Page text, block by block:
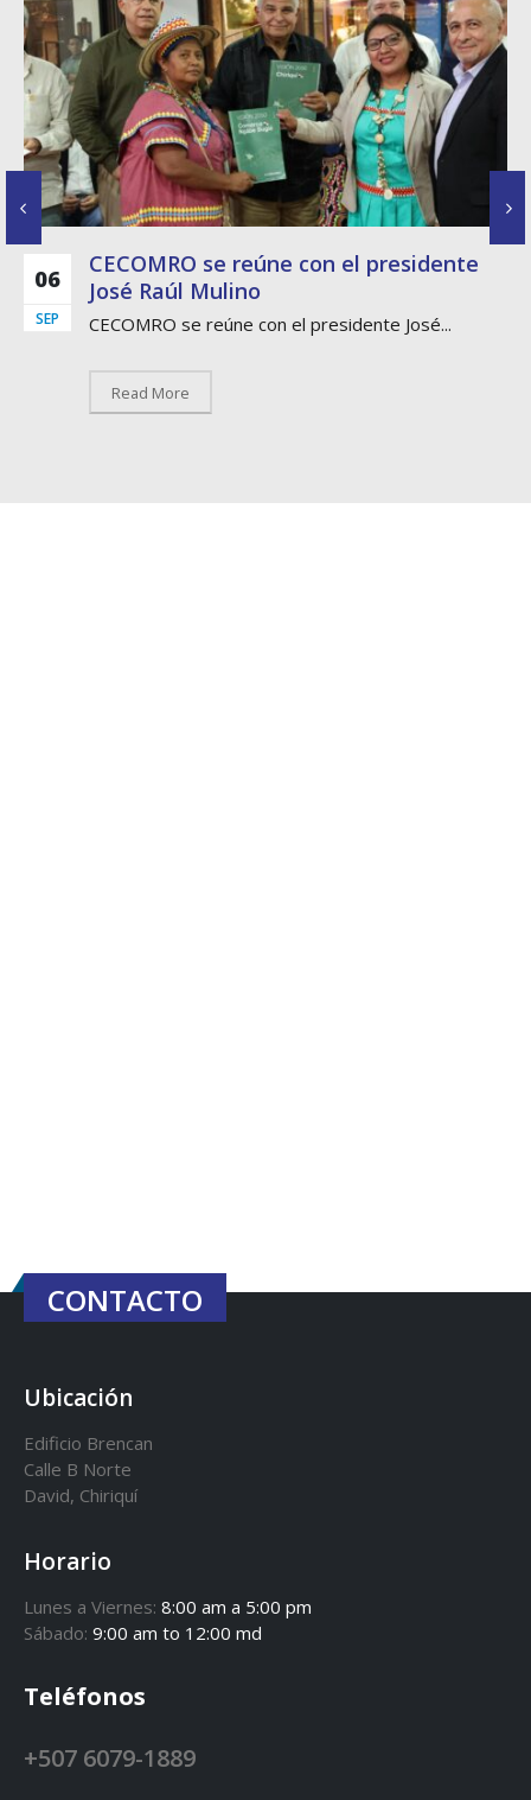
06
SEP
CECOMRO se reúne con el presidente
José Raúl Mulino
CECOMRO se reúne con el presidente José...
Read More
CONTACTO
Ubicación
Edificio Brencan
Calle B Norte
David, Chiriquí
Horario
Lunes a Viernes: 8:00 am a 5:00 pm
Sábado: 9:00 am to 12:00 md
Teléfonos
+507 6079-1889